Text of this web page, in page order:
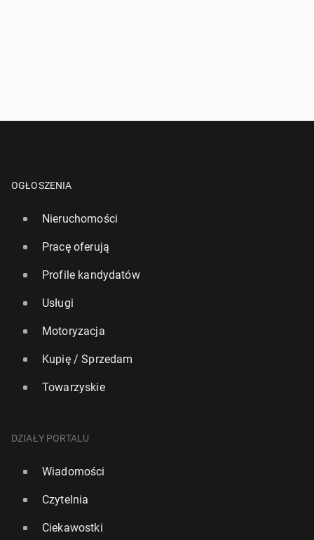
OGŁOSZENIA
Nieruchomości
Pracę oferują
Profile kandydatów
Usługi
Motoryzacja
Kupię / Sprzedam
Towarzyskie
DZIAŁY PORTALU
Wiadomości
Czytelnia
Ciekawostki